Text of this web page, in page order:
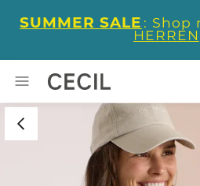
SUMMER SALE : Shop
HERREN